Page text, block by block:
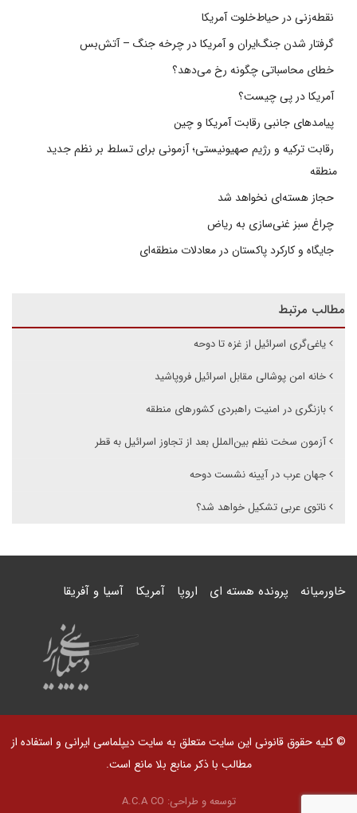
نقطه‌زنی در حیاط‌خلوت آمریکا
گرفتار شدن جنگ‌ایران و آمریکا در چرخه جنگ – آتش‌بس
خطای محاسباتی چگونه رخ می‌دهد؟
آمریکا در پی چیست؟
پیامدهای جانبی رقابت آمریکا و چین
رقابت ترکیه و رژیم صهیونیستی؛ آزمونی برای تسلط بر نظم جدید
منطقه
حجاز هسته‌ای نخواهد شد
چراغ سبز غنی‌سازی به ریاض
جایگاه و کارکرد پاکستان در معادلات منطقه‌ای
مطالب مرتبط
یاغی‌گری اسرائیل از غزه تا دوحه
خانه امن پوشالی مقابل اسرائیل فروپاشید
بازنگری در امنیت راهبردی کشورهای منطقه
آزمون سخت نظم بین‌الملل بعد از تجاوز اسرائیل به قطر
جهان عرب در آیینه نشست دوحه
ناتوی عربی تشکیل خواهد شد؟
خاورمیانه پرونده هسته ای اروپا آمریکا آسیا و آفریقا
© کلیه حقوق قانونی این سایت متعلق به سایت دیپلماسی ایرانی و استفاده از
مطالب با ذکر منابع بلا مانع است.
توسعه و طراحی: A.C.A CO